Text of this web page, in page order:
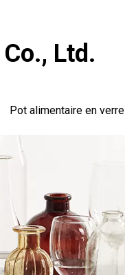
Ltd.
Pot alimentaire en verre